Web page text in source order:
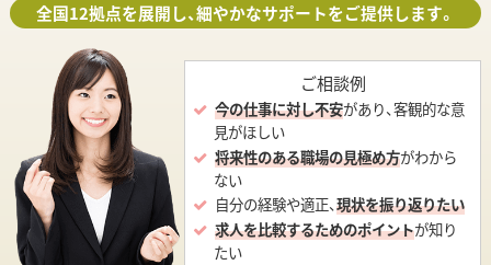
全国12拠点を展開し、細やかなサポートをご提供します。
ご相談例
今の仕事に対し不安があり、客観的な意
見がほしい
将来性のある職場の見極め方がわから
ない
自分の経験や適正、現状を振り返りたい
求人を比較するためのポイントが知り
たい